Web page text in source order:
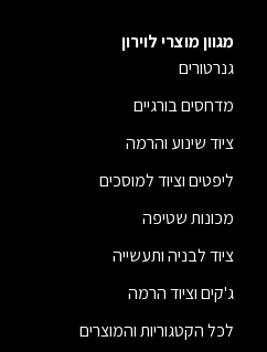
מגוון מוצרי לוירון
גנרטורים
מדחסים בורגיים
ציוד שינוע והרמה
ליפטים וציוד למוסכים
מכונות שטיפה
ציוד לבניה ותעשייה
ג'קים וציוד הרמה
לכל הקטגוריות והמוצרים